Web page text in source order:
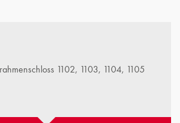
1102, 1103, 1104, 1105